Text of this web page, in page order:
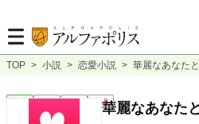
TOP > 小説 > 恋愛小説 > 華麗なあなた
完結 長編 R18華麗なあなた